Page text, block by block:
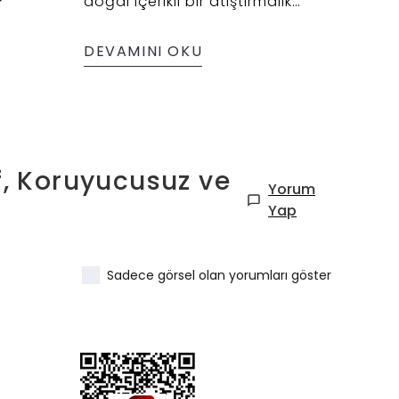
cookie tam aradığınız tarif! ✨
DEVAMINI OKU
Koruyucusuz ve
Yorum
Yap
Sadece görsel olan yorumları göster